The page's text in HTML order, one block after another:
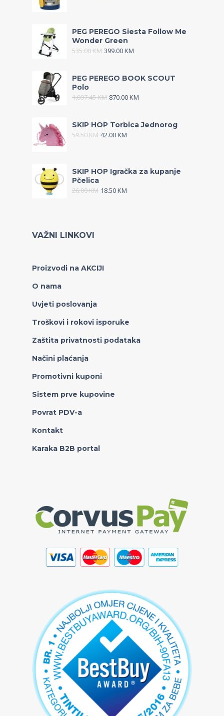
PEG PEREGO Siesta Follow Me
Wonder Green
535.00KM 399.00KM
PEG PEREGO BOOK SCOUT
Polo
1,097.45KM 870.00KM
SKIP HOP Torbica Jednorog
59.50KM 42.00KM
SKIP HOP Igračka za kupanje
Pčelica
26.00KM 18.50KM
VAŽNI LINKOVI
Proizvodi na AKCIJI
O nama
Uvjeti poslovanja
Troškovi i rokovi isporuke
Zaštita privatnosti podataka
Načini plaćanja
Promotivni kuponi
Sistem prve kupovine
Povrat PDV-a
Kontakt
Karaka B2B portal